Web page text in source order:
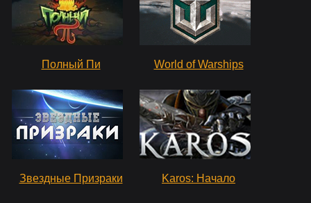
Полный Пи World of Warships
Звездные Призраки Karos: Начало